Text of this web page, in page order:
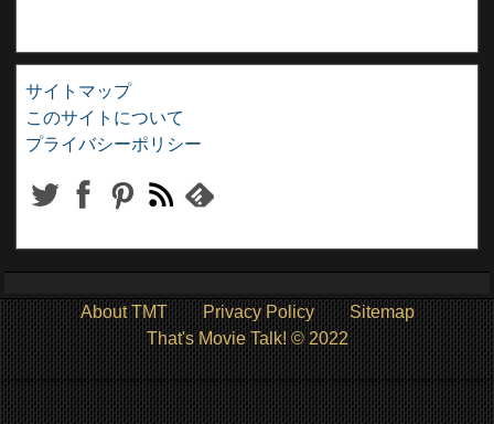
サイトマップ
このサイトについて
プライバシーポリシー
About TMT Privacy Policy
Sitemap
That's Movie Talk! © 2022